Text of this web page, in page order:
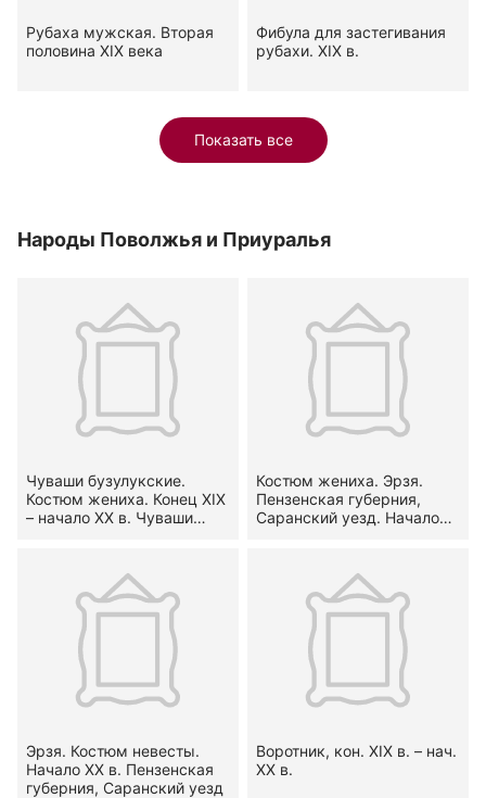
Рубаха мужская. Вторая
половина XIX века
Фибула для застегивания
рубахи. XIX в.
Показать все
Народы Поволжья и Приуралья
Чуваши бузулукские.
Костюм жениха. Конец XIX
– начало XX в. Чуваши
Костюм жениха. Эрзя.
Пензенская губерния,
Саранский уезд. Начало
Эрзя. Костюм невесты.
Начало XX в. Пензенская
губерния, Саранский уезд
Воротник, кон. XIX в. – нач.
XX в.